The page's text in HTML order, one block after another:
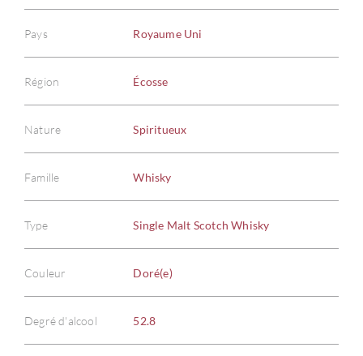
Pays Royaume Uni
Région Écosse
Nature Spiritueux
Famille Whisky
Type Single Malt Scotch Whisky
Couleur Doré(e)
Degré d'alcool 52.8